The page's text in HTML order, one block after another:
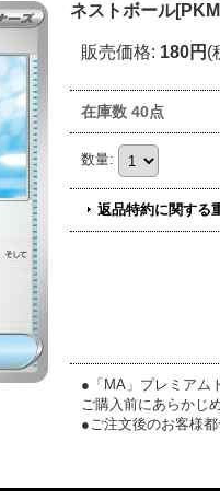
ネストボール
販売価格: 180円 (
在庫数 40点
数量:
返品特約に関する
●「MA」プレミアム
ご購入前にあらかじ
●ご注文後のお客様